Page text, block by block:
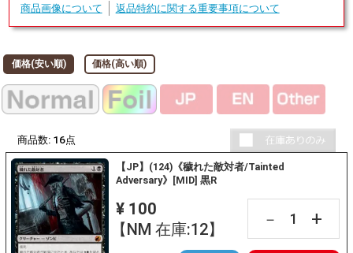
商品画像について 返品特約に関する重要事項について
価格(安い順) 価格(高い順)
商品数: 16点
【JP】(124)《穢れた敵対者/Tainted
Adversary》[MID] 黒R
¥ 100
【NM 在庫:12】
－ +